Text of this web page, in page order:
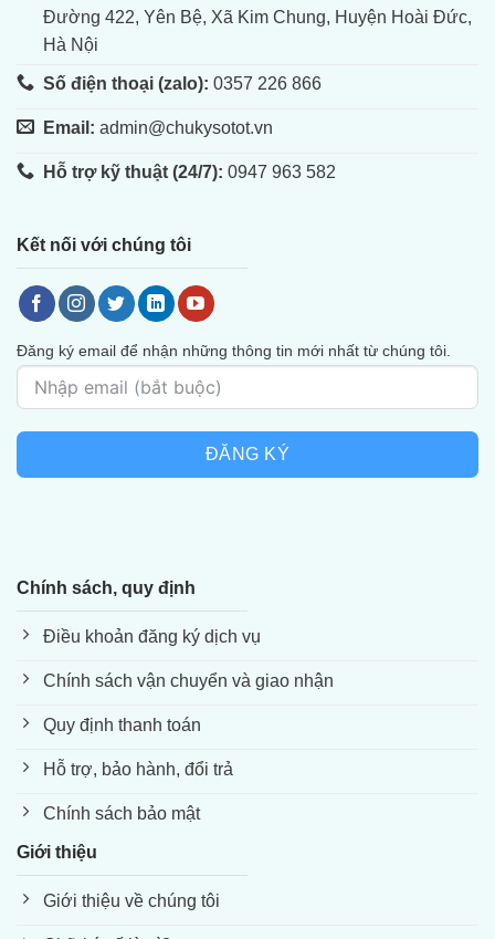
Đường 422, Yên Bệ, Xã Kim Chung, Huyện Hoài Đức,
Hà Nội
Số điện thoại (zalo): 0357 226 866
Email: admin@chukysotot.vn
Hỗ trợ kỹ thuật (24/7): 0947 963 582
Chính sách, quy định
Điều khoản đăng ký dịch vụ
Chính sách vận chuyển và giao nhận
Quy định thanh toán
Hỗ trợ, bảo hành, đổi trả
Chính sách bảo mật
Giới thiệu
Giới thiệu về chúng tôi
Kết nối với chúng tôi
Đăng ký email để nhận những thông tin mới nhất từ chúng tôi.
ĐĂNG KÝ